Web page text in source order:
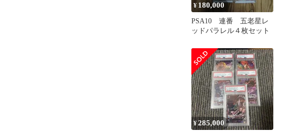
¥ 180,000
PSA10 連番 五老星レ
ッドパラレル４枚セット
¥285,000